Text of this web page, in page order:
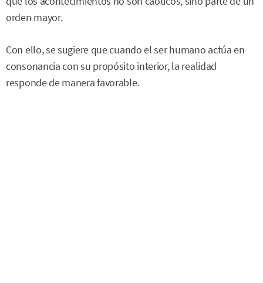
orden mayor.
Con ello, se sugiere que cuando el ser humano actúa en
consonancia con su propósito interior, la realidad
responde de manera favorable.